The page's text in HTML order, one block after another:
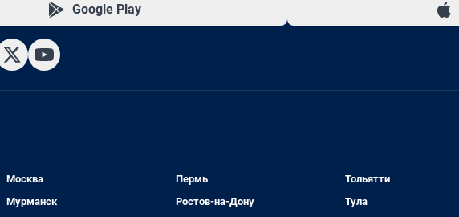
Google Play
Москва
Мурманск
Пермь
Ростов-на-Дону
Тольятти
Тула